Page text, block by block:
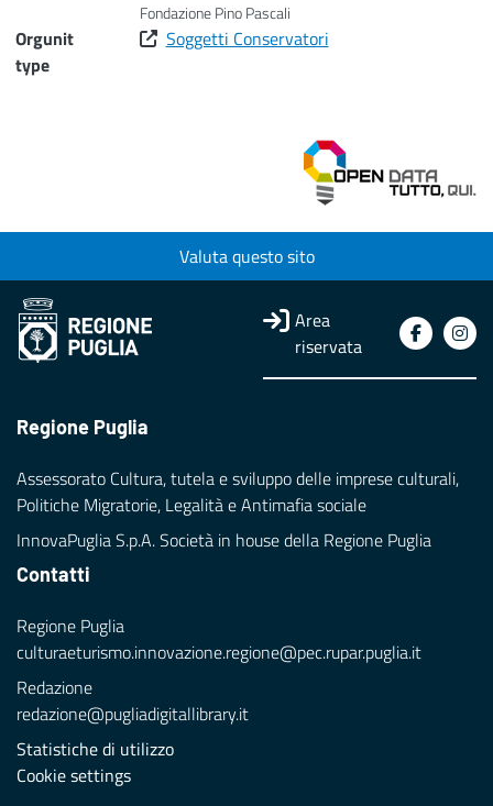
Fondazione Pino Pascali
Orgunit
type
Soggetti Conservatori
Valuta questo sito
Area
riservata
Regione Puglia
Assessorato Cultura, tutela e sviluppo delle imprese culturali,
Politiche Migratorie, Legalità e Antimafia sociale
InnovaPuglia S.p.A. Società in house della Regione Puglia
Contatti
Regione Puglia
culturaeturismo.innovazione.regione@pec.rupar.puglia.it
Redazione
redazione@pugliadigitallibrary.it
Statistiche di utilizzo
Cookie settings